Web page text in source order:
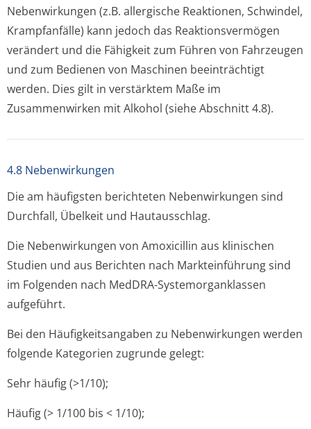
Nebenwirkungen (z.B. allergische Reaktionen, Schwindel,
Krampfanfälle) kann jedoch das Reaktionsvermögen
verändert und die Fähigkeit zum Führen von Fahrzeugen
und zum Bedienen von Maschinen beeinträchtigt
werden. Dies gilt in verstärktem Maße im
Zusammenwirken mit Alkohol (siehe Abschnitt 4.8).
4.8 Nebenwirkungen
Die am häufigsten berichteten Nebenwirkungen sind
Durchfall, Übelkeit und Hautausschlag.
Die Nebenwirkungen von Amoxicillin aus klinischen
Studien und aus Berichten nach Markteinführung sind
im Folgenden nach MedDRA-Systemorganklassen
aufgeführt.
Bei den Häufigkeitsangaben zu Nebenwirkungen werden
folgende Kategorien zugrunde gelegt:
Sehr häufig (>1/10);
Häufig (> 1/100 bis < 1/10);